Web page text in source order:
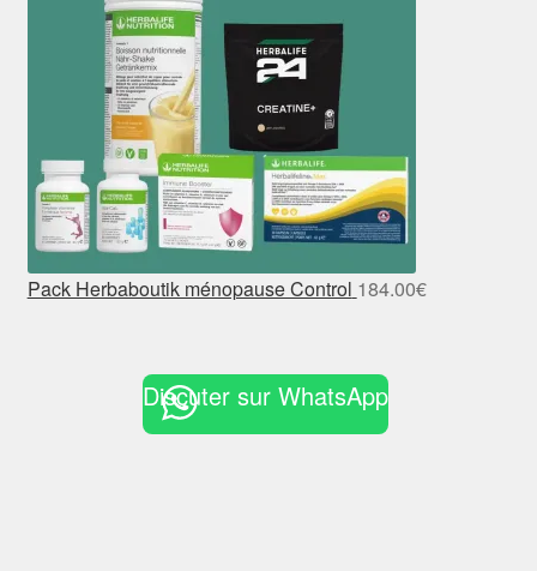
Pack Herbaboutik ménopause Control 184.00€
Discuter sur WhatsApp